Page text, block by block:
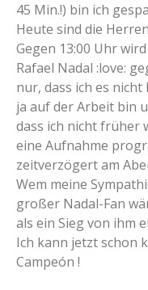
45 Min.!) bin ich
Heute sind die
Gegen 13:00 Uhr
Rafael Nadal :love:
nur, dass ich es
ja auf der Arbeit bin
dass ich nicht früher
eine Aufnahme
zeitverzögert am
Wem meine
großer Nadal-Fan
als ein Sieg von ihm
Ich kann jetzt schon
Campeón !